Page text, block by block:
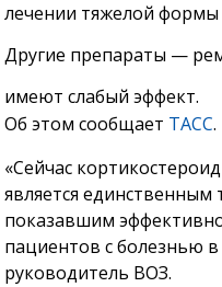
лечении тяжелой формы
Другие препараты —
имеют слабый эффект.
Об этом сообщает ТАСС.
«Сейчас
является единственным
показавшим
пациентов с болезнью
руководитель ВОЗ.